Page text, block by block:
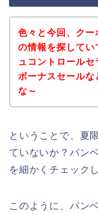
色々と今回、ク
の情報を探して
ュコントロール
ボーナスセール
な～
ということで、夏
ていないか？パン
を細かくチェック
このように、パン